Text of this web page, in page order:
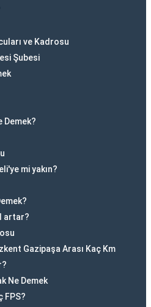
ve Kadrosu
Şubesi
Demek?
mi yakın?
artar?
Gazipaşa Arası Kaç Km
Ne Demek
FPS?